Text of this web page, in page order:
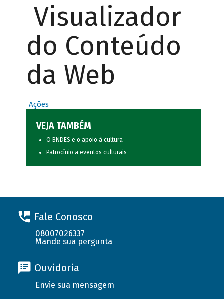
Visualizador
do Conteúdo
da Web
Ações
VEJA TAMBÉM
O BNDES e o apoio à cultura
Patrocínio a eventos culturais
Fale Conosco
08007026337
Mande sua pergunta
Ouvidoria
Envie sua mensagem